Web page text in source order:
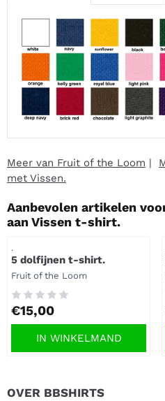
Meer van Fruit of the Loom |
met Vissen.
Aanbevolen artikelen
aan Vissen t-shirt.
.
5 dolfijnen t-shirt.
Merk:
Fruit of the Loom
Prijs: 15,00
€15,00
IN WINKELMAND
OVER BBSHIRTS